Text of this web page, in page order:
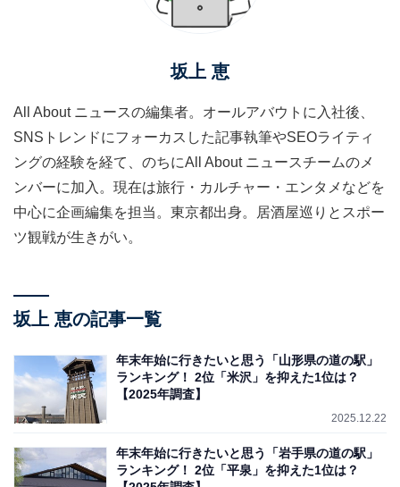
坂上 恵
All About ニュースの編集者。オールアバウトに入社後、
SNSトレンドにフォーカスした記事執筆やSEOライティ
ングの経験を経て、のちにAll About ニュースチームのメ
ンバーに加入。現在は旅行・カルチャー・エンタメなどを
中心に企画編集を担当。東京都出身。居酒屋巡りとスポー
ツ観戦が生きがい。
坂上 恵の記事一覧
年末年始に行きたいと思う「山形県の道の駅」
ランキング！ 2位「米沢」を抑えた1位は？
【2025年調査】
2025.12.22
年末年始に行きたいと思う「岩手県の道の駅」
ランキング！ 2位「平泉」を抑えた1位は？